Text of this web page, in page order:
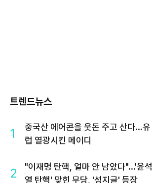
트렌드뉴스
1
중국산 에어콘을 웃돈 주고 산다...유
럽 열광시킨 메이디
2
"이재명 탄핵, 얼마 안 남았다"...'윤석
열 탄핵' 맞힌 무당, '성지글' 등장